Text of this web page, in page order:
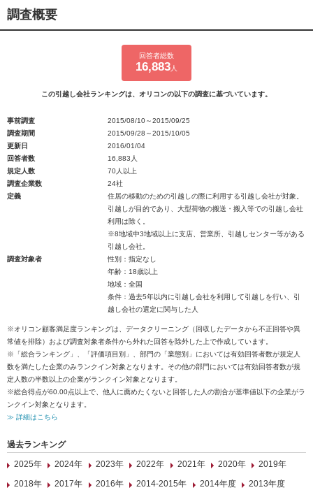
調査概要
回答者総数
16,883 人
この引越し会社ランキングは、オリコンの以下の調査に基づいています。
事前調査
2015/08/10～2015/09/25
調査期間
2015/09/28～2015/10/05
更新日
2016/01/04
回答者数
16,883人
規定人数
70人以上
調査企業数
24社
定義
住居の移動のための引越しの際に利用する引越し会社が対象。
引越しが目的であり、大型荷物の搬送・搬入等での引越し会社
利用は除く。
※8地域中3地域以上に支店、営業所、引越しセンター等がある
引越し会社。
調査対象者
性別：指定なし
年齢：18歳以上
地域：全国
条件：過去5年以内に引越し会社を利用して引越しを行い、引
越し会社の選定に関与した人
※オリコン顧客満足度ランキングは、データクリーニング（回収したデータから不正回答や異
常値を排除）および調査対象者条件から外れた回答を除外した上で作成しています。
※「総合ランキング」、「評価項目別」、部門の「業態別」においては有効回答者数が規定人
数を満たした企業のみランクイン対象となります。その他の部門においては有効回答者数が規
定人数の半数以上の企業がランクイン対象となります。
※総合得点が60.00点以上で、他人に薦めたくないと回答した人の割合が基準値以下の企業がラ
ンクイン対象となります。
≫ 詳細はこちら
過去ランキング
2025年
2024年 2023年 2022年 2021年 2020年
2019年
2018年
2017年 2016年 2014-2015年 2014年度
2013年度